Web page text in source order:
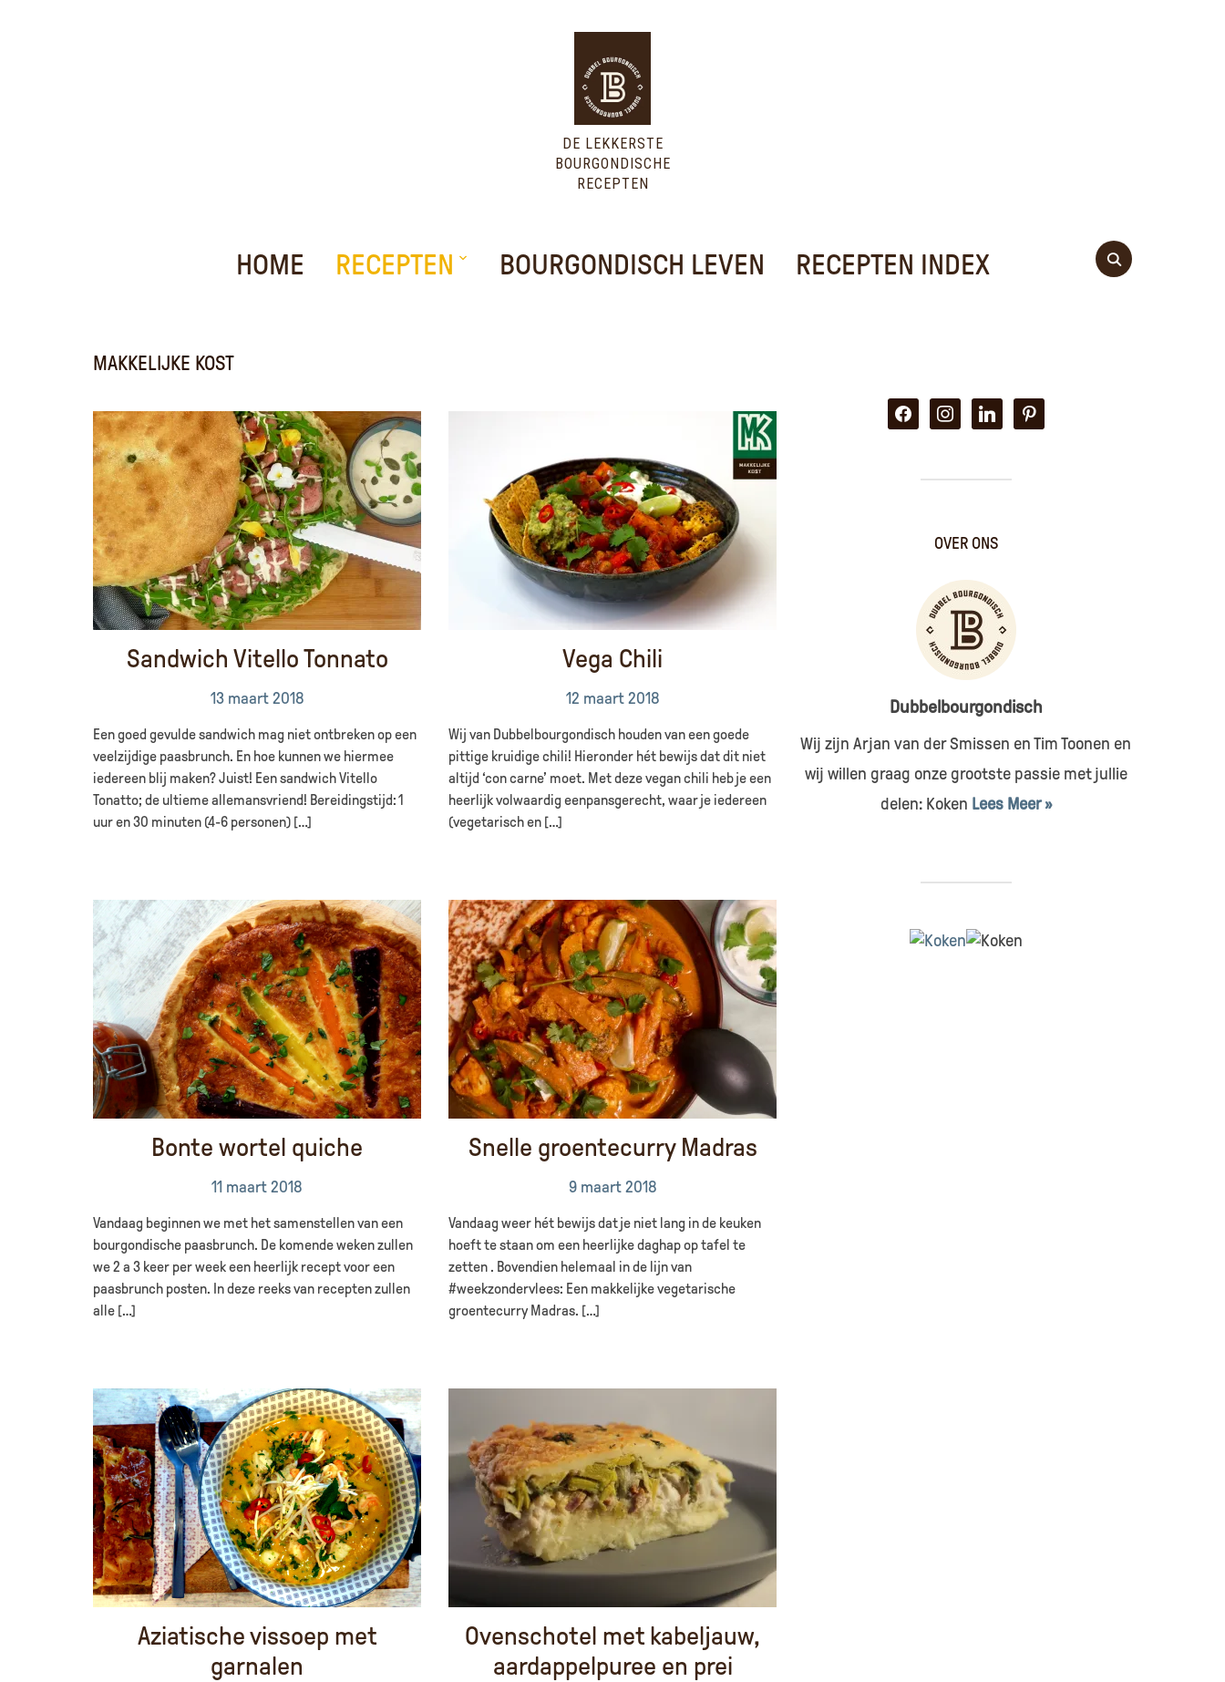
DE LEKKERSTE
BOURGONDISCHE
RECEPTEN
HOME RECEPTEN BOURGONDISCH LEVEN RECEPTEN INDEX
MAKKELIJKE KOST
Sandwich Vitello Tonnato
13 maart 2018
Een goed gevulde sandwich mag niet ontbreken op een
veelzijdige paasbrunch. En hoe kunnen we hiermee
iedereen blij maken? Juist! Een sandwich Vitello
Tonatto; de ultieme allemansvriend! Bereidingstijd: 1
uur en 30 minuten (4-6 personen) […]
Vega Chili
12 maart 2018
Wij van Dubbelbourgondisch houden van een goede
pittige kruidige chili! Hieronder hét bewijs dat dit niet
altijd ‘con carne’ moet. Met deze vegan chili heb je een
heerlijk volwaardig eenpansgerecht, waar je iedereen
(vegetarisch en […]
Bonte wortel quiche
11 maart 2018
Vandaag beginnen we met het samenstellen van een
bourgondische paasbrunch. De komende weken zullen
we 2 a 3 keer per week een heerlijk recept voor een
paasbrunch posten. In deze reeks van recepten zullen
alle […]
Snelle groentecurry Madras
9 maart 2018
Vandaag weer hét bewijs dat je niet lang in de keuken
hoeft te staan om een heerlijke daghap op tafel te
zetten . Bovendien helemaal in de lijn van
#weekzondervlees: Een makkelijke vegetarische
groentecurry Madras. […]
Aziatische vissoep met
garnalen
Ovenschotel met kabeljauw,
aardappelpuree en prei
facebookinstagramlinkedinpinterest
OVER ONS
Dubbelbourgondisch
Wij zijn Arjan van der Smissen en Tim Toonen en
wij willen graag onze grootste passie met jullie
delen: Koken Lees Meer »